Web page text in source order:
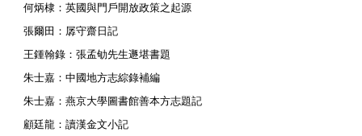
何炳棣：英國與門戶開放政策之起源
張爾田：孱守齋日記
王鍾翰錄：張孟劬先生遯堪書題
朱士嘉：中國地方志綜錄補編
朱士嘉：燕京大學圖書館善本方志題記
顧廷龍：讀漢金文小記